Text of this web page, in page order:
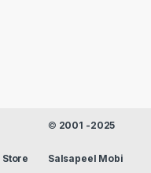
Store
© 2001 -2025
Salsapeel Mobi